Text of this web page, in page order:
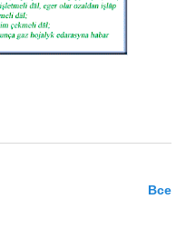
Все